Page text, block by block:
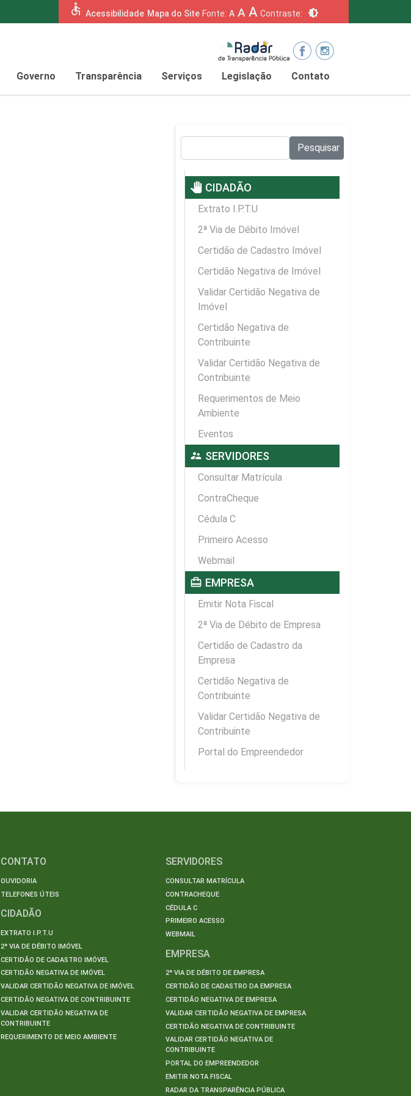
accessible Acessibilidade Mapa do Site Fonte: A A A Contraste: brightness_6
Governo Transparência Serviços Legislação Contato
Pesquisar
pan_tool CIDADÃO
Extrato I.P.T.U
2ª Via de Débito Imóvel
Certidão de Cadastro Imóvel
Certidão Negativa de Imóvel
Validar Certidão Negativa de
Imóvel
Certidão Negativa de
Contribuinte
Validar Certidão Negativa de
Contribuinte
Requerimentos de Meio
Ambiente
Eventos
supervisor_account SERVIDORES
Consultar Matrícula
ContraCheque
Cédula C
Primeiro Acesso
Webmail
card_travel EMPRESA
Emitir Nota Fiscal
2ª Via de Débito de Empresa
Certidão de Cadastro da
Empresa
Certidão Negativa de
Contribuinte
Validar Certidão Negativa de
Contribuinte
Portal do Empreendedor
CONTATO
OUVIDORIA
TELEFONES ÚTEIS
CIDADÃO
EXTRATO I.P.T.U
2ª VIA DE DÉBITO IMÓVEL
CERTIDÃO DE CADASTRO IMÓVEL
CERTIDÃO NEGATIVA DE IMÓVEL
VALIDAR CERTIDÃO NEGATIVA DE IMÓVEL
CERTIDÃO NEGATIVA DE CONTRIBUINTE
VALIDAR CERTIDÃO NEGATIVA DE
CONTRIBUINTE
REQUERIMENTO DE MEIO AMBIENTE
SERVIDORES
CONSULTAR MATRÍCULA
CONTRACHEQUE
CÉDULA C
PRIMEIRO ACESSO
WEBMAIL
EMPRESA
2ª VIA DE DÉBITO DE EMPRESA
CERTIDÃO DE CADASTRO DA EMPRESA
CERTIDÃO NEGATIVA DE EMPRESA
VALIDAR CERTIDÃO NEGATIVA DE EMPRESA
CERTIDÃO NEGATIVA DE CONTRIBUINTE
VALIDAR CERTIDÃO NEGATIVA DE
CONTRIBUINTE
PORTAL DO EMPREENDEDOR
EMITIR NOTA FISCAL
RADAR DA TRANSPARÊNCIA PÚBLICA